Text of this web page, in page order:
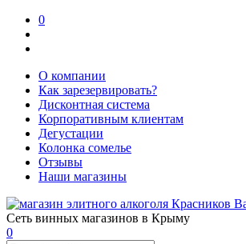
0
О компании
Как зарезервировать?
Дисконтная система
Корпоративным клиентам
Дегустации
Колонка сомелье
Отзывы
Наши магазины
Сеть винных магазинов в Крыму
0